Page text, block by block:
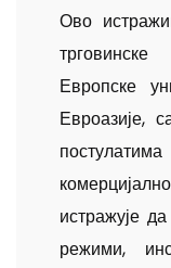
Ово
Европске
Евроазије,
истражује
режими,